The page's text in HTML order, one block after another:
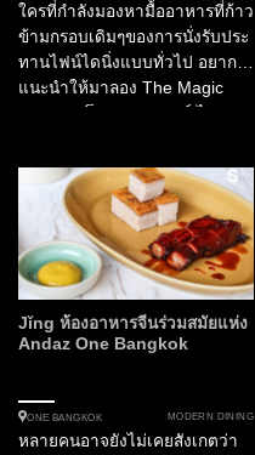
ใครที่กำลังมองหามื้ออาหารที่ก้าว
ข้ามกรอบเดิมๆของการนั่งรับประ
ทานไฟน์ไดนิ่งแบบทั่วไป อยาก
แนะนำให้มาลอง The Magic
การรับประทานอาหารในรูปแบบ
Experiential Dining ที่เป็นการ
ผสานศาสตร์แห่งการสร้างสรรค์
เมนูอาหารเข้ากับเทคโนโลยี
3D...
Jǐng ห้องอาหารจีนร่วมสมัยแห่ง
Andaz One Bangkok
ONE BANGKOK MODERN DINING
หลายคนอาจยังไม่เคยสังเกตว่า